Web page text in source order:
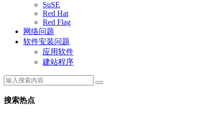
SuSE
Red Hat
Red Flag
网络问题
软件安装问题
应用软件
建站程序
搜索热点